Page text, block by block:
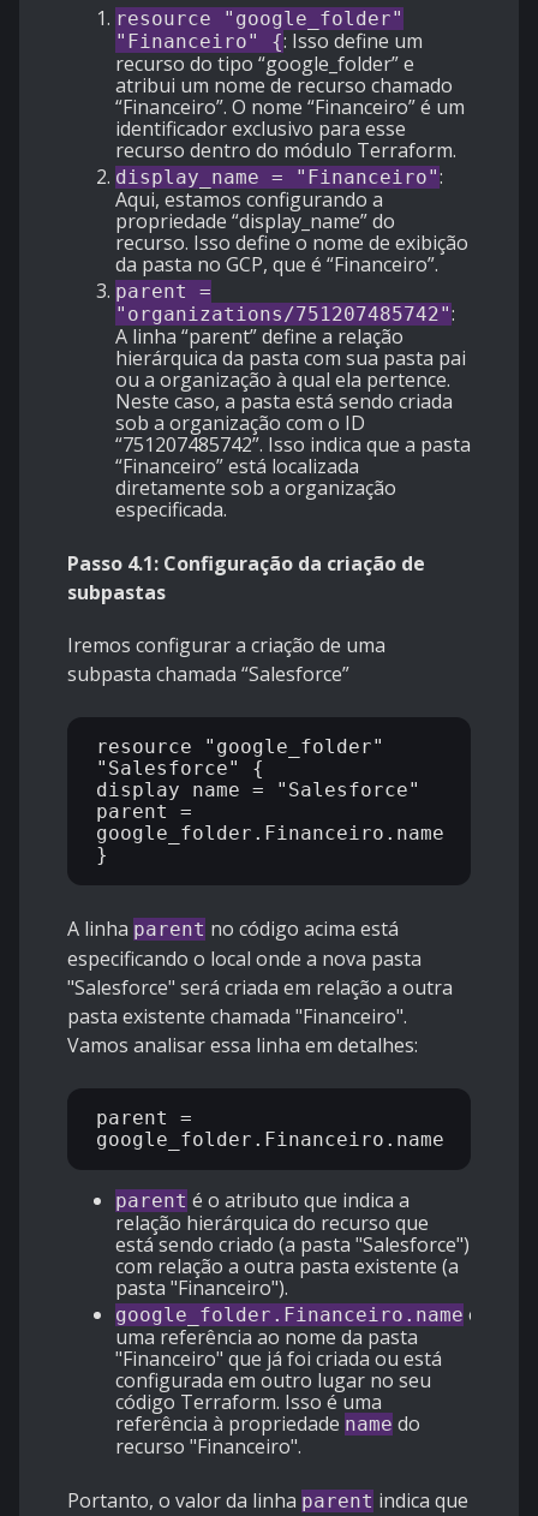
resource "google_folder"
"Financeiro" {: Isso define um
recurso do tipo “google_folder” e
atribui um nome de recurso chamado
“Financeiro”. O nome “Financeiro” é um
identificador exclusivo para esse
recurso dentro do módulo Terraform.
display_name = "Financeiro":
Aqui, estamos configurando a
propriedade “display_name” do
recurso. Isso define o nome de exibição
da pasta no GCP, que é “Financeiro”.
parent =
"organizations/751207485742":
A linha “parent” define a relação
hierárquica da pasta com sua pasta pai
ou a organização à qual ela pertence.
Neste caso, a pasta está sendo criada
sob a organização com o ID
“751207485742”. Isso indica que a pasta
“Financeiro” está localizada
diretamente sob a organização
especificada.
Passo 4.1: Configuração da criação de
subpastas
Iremos configurar a criação de uma
subpasta chamada “Salesforce”
resource "google_folder"
"Salesforce" {
display_name = "Salesforce"
parent =
google_folder.Financeiro.name
A linha parent no código acima está
especificando o local onde a nova pasta
"Salesforce" será criada em relação a outra
pasta existente chamada "Financeiro".
Vamos analisar essa linha em detalhes:
parent =
parent é o atributo que indica a
relação hierárquica do recurso que
está sendo criado (a pasta "Salesforce")
com relação a outra pasta existente (a
pasta "Financeiro").
google_folder.Financeiro.name é
uma referência ao nome da pasta
"Financeiro" que já foi criada ou está
configurada em outro lugar no seu
código Terraform. Isso é uma
referência à propriedade name do
recurso "Financeiro".
Portanto, o valor da linha parent indica que